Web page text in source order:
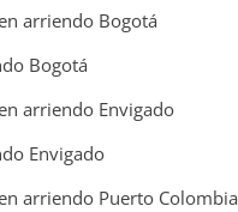
arriendo Bogotá
Bogotá
arriendo Envigado
Envigado
arriendo Puerto Colombia